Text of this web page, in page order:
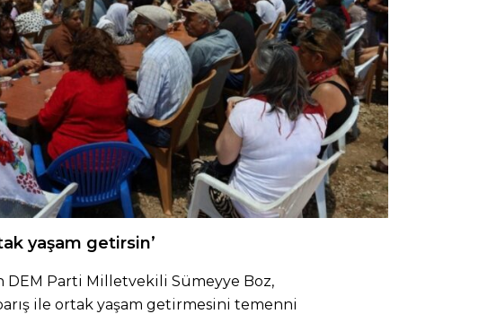
yaşam getirsin’
DEM Parti Milletvekili Sümeyye Boz,
ile ortak yaşam getirmesini temenni